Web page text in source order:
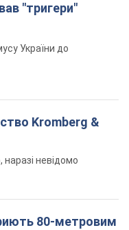
"тригери"
України до
Kromberg &
невідомо
80-метровим